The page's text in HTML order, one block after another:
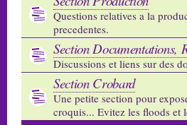
Questions relatives a la
precedentes.
Section Documentations,
Discussions et liens sur des
Section Crobard
Une petite section pour
croquis... Evitez les floods et